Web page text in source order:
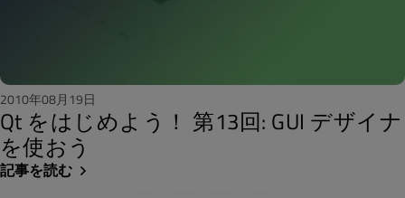
2010年08月19日
Qt をはじめよう！ 第13回: GUI デザイナ
を使おう
記事を読む